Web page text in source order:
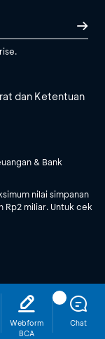
Webform
BCA
Chat
dan Ketentuan
& Bank
nilai simpanan
Rp2 miliar. Untuk cek